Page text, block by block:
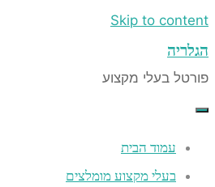
Skip to
בעלי מקצוע
עמוד הבית
בעלי מקצוע מומלצים